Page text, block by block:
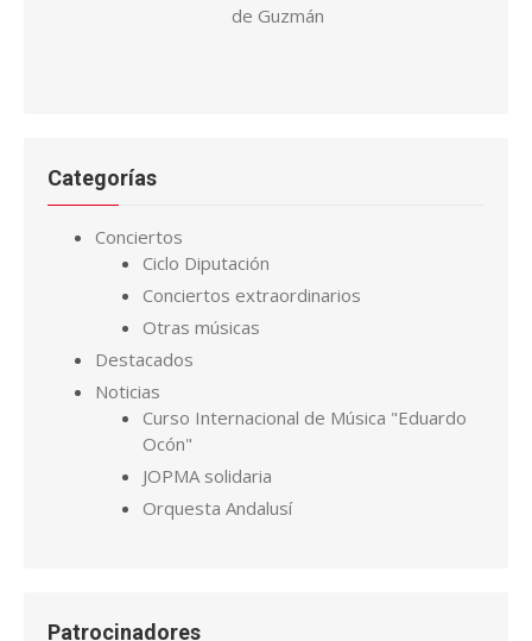
de Guzmán
Categorías
Conciertos
Ciclo Diputación
Conciertos extraordinarios
Otras músicas
Destacados
Noticias
Curso Internacional de Música "Eduardo
Ocón"
JOPMA solidaria
Orquesta Andalusí
Patrocinadores